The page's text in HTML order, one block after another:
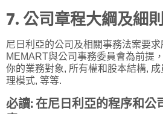
7. 公司章程大綱及細
尼日利亞的公司及相關事務法案要
MEMART與公司事務委員會為前提
你的業務對象, 所有權和股本結構,
理模式, 等等.
必讀:在尼日利亞的程序和公